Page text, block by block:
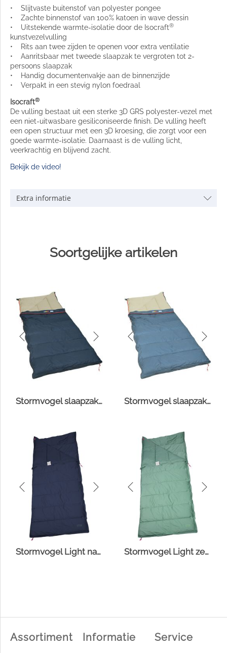
• Slijtvaste buitenstof van polyester pongee
• Zachte binnenstof van 100% katoen in wave dessin
• Uitstekende warmte-isolatie door de Isocraft®
kunstvezelvulling
• Rits aan twee zijden te openen voor extra ventilatie
• Aanritsbaar met tweede slaapzak te vergroten tot 2-
persoons slaapzak
• Handig documentenvakje aan de binnenzijde
• Verpakt in een stevig nylon foedraal
Isocraft®
De vulling bestaat uit een sterke 3D GRS polyester-vezel met
een niet-uitwasbare gesiliconiseerde finish. De vulling heeft
een open structuur met een 3D kroesing, die zorgt voor een
goede warmte-isolatie. Daarnaast is de vulling licht,
veerkrachtig en blijvend zacht.
Bekijk de video!
Extra informatie
Soortgelijke artikelen
Stormvogel slaapzak navy/mist Stormvogel slaapzak blue lake
Stormvogel Light navy Stormvogel Light zeegroen
Assortiment Informatie Service